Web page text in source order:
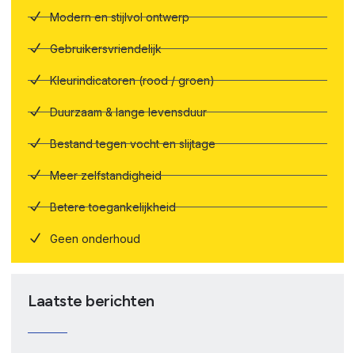
Modern en stijlvol ontwerp
Gebruikersvriendelijk
Kleurindicatoren (rood / groen)
Duurzaam & lange levensduur
Bestand tegen vocht en slijtage
Meer zelfstandigheid
Betere toegankelijkheid
Geen onderhoud
Laatste berichten